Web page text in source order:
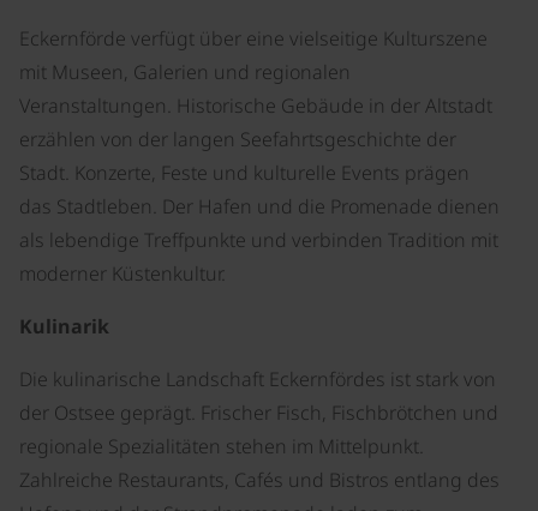
Eckernförde verfügt über eine vielseitige Kulturszene
mit Museen, Galerien und regionalen
Veranstaltungen. Historische Gebäude in der Altstadt
erzählen von der langen Seefahrtsgeschichte der
Stadt. Konzerte, Feste und kulturelle Events prägen
das Stadtleben. Der Hafen und die Promenade dienen
als lebendige Treffpunkte und verbinden Tradition mit
moderner Küstenkultur.
Kulinarik
Die kulinarische Landschaft Eckernfördes ist stark von
der Ostsee geprägt. Frischer Fisch, Fischbrötchen und
regionale Spezialitäten stehen im Mittelpunkt.
Zahlreiche Restaurants, Cafés und Bistros entlang des